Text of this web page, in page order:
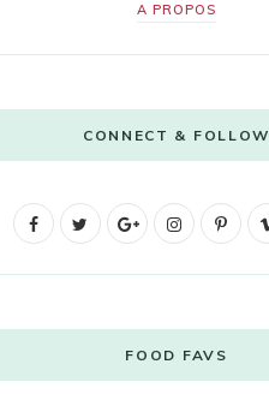
A PROPOS
CONNECT & FOLLOW
F
b
t
G
g
l
I
t
a
P
e
FOOD FAVS